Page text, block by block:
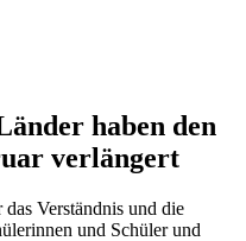
haben den
verlängert
Verständnis und die
und Schüler und